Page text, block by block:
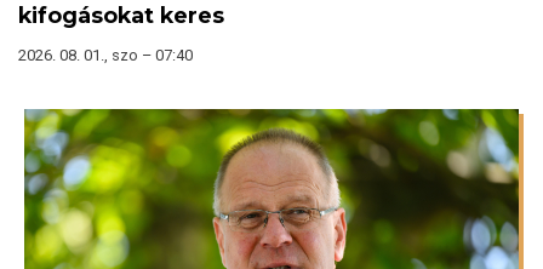
kifogásokat keres
2026. 08. 01., szo – 07:40